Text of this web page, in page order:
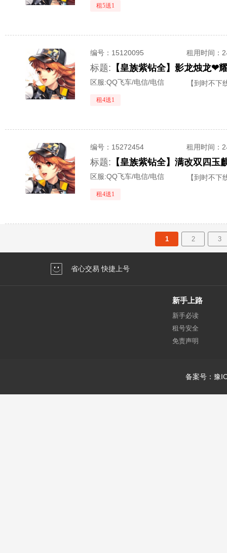
租5送1
编号： 15120095 租用时间 ：
标题:
区服:QQ飞车/电信/电信 【到时不下
租4送1
编号： 15272454 租用时间 ：
标题:
区服:QQ飞车/电信/电信 【到时不下
租4送1
1 2 3
省心交易 快捷上号
新手上路
新手必读
租号安全
免责声明
备案号：豫